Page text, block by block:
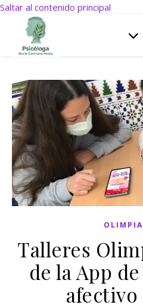
Saltar al contenido principal
Talleres
de la App
afectivo